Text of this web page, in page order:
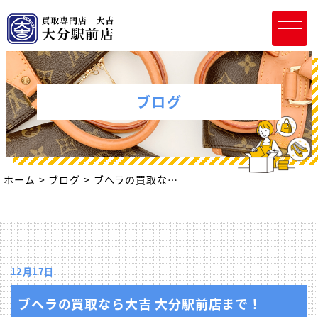
ブログ
ホーム ブログ ブヘラの買取なら大吉 大分駅前店まで！
12月17日
ブヘラの買取なら大吉 大分駅前店まで！